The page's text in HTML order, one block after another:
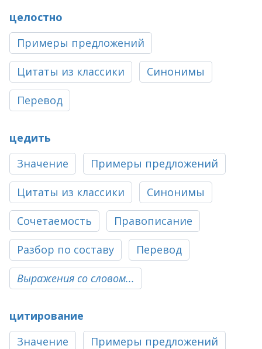
целостно
Примеры предложений
Цитаты из классики Синонимы
Перевод
цедить
Значение
Примеры предложений
Цитаты из классики Синонимы
Сочетаемость Правописание
Разбор по составу Перевод
Выражения со словом...
цитирование
Значение
Примеры предложений